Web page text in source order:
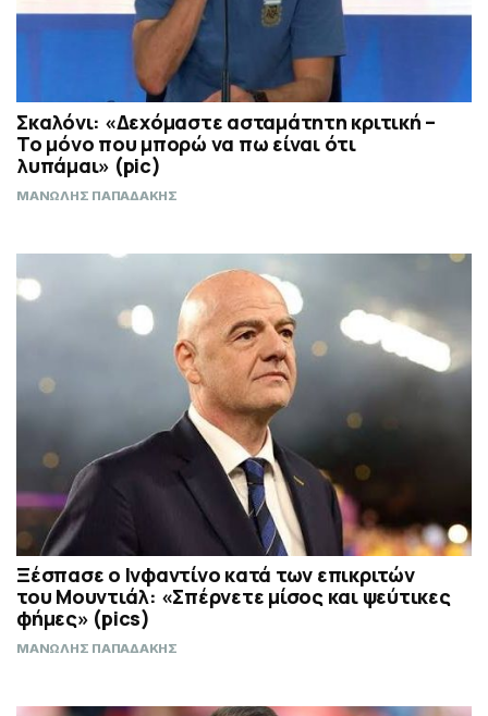
Σκαλόνι: «Δεχόμαστε ασταμάτητη κριτική –
Το μόνο που μπορώ να πω είναι ότι
λυπάμαι» (pic)
ΜΑΝΩΛΗΣ ΠΑΠΑΔΑΚΗΣ
Ξέσπασε ο Ινφαντίνο κατά των επικριτών
του Μουντιάλ: «Σπέρνετε μίσος και ψεύτικες
φήμες» (pics)
ΜΑΝΩΛΗΣ ΠΑΠΑΔΑΚΗΣ